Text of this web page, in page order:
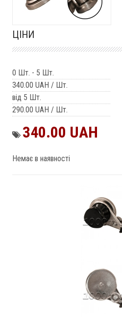
ЦІНИ
0 Шт. - 5 Шт.
340.00 UAH / Шт.
від 5 Шт.
290.00 UAH / Шт.
340.00 UAH
Немає в наявності